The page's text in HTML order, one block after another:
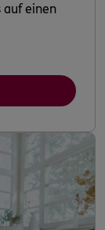
auf einen